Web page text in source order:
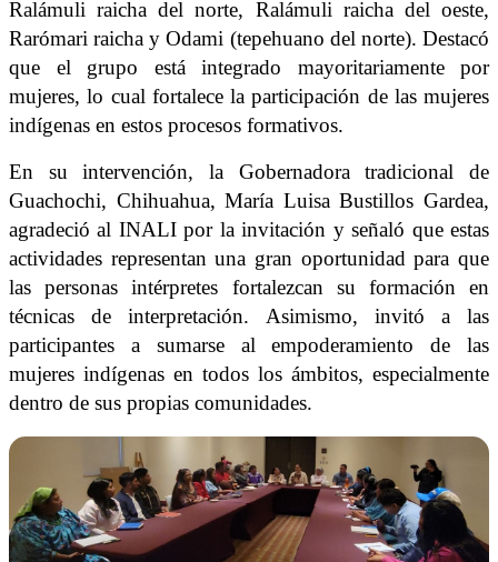
Ralámuli raicha del norte, Ralámuli raicha del oeste,
Rarómari raicha y Odami (tepehuano del norte). Destacó
que el grupo está integrado mayoritariamente por
mujeres, lo cual fortalece la participación de las mujeres
indígenas en estos procesos formativos.
En su intervención, la Gobernadora tradicional de
Guachochi, Chihuahua, María Luisa Bustillos Gardea,
agradeció al INALI por la invitación y señaló que estas
actividades representan una gran oportunidad para que
las personas intérpretes fortalezcan su formación en
técnicas de interpretación. Asimismo, invitó a las
participantes a sumarse al empoderamiento de las
mujeres indígenas en todos los ámbitos, especialmente
dentro de sus propias comunidades.